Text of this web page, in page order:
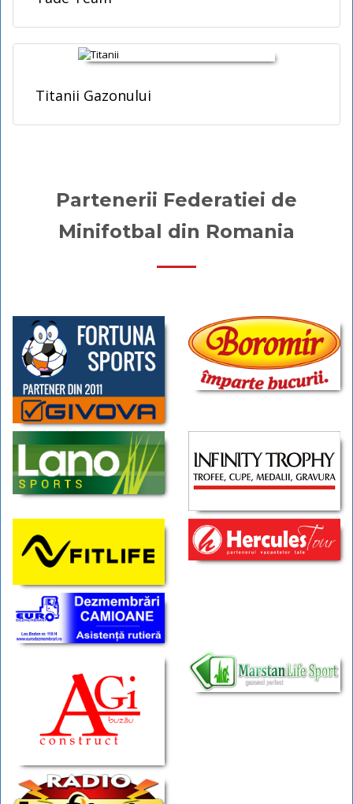
Titanii Gazonului
Partenerii Federatiei de
Minifotbal din Romania